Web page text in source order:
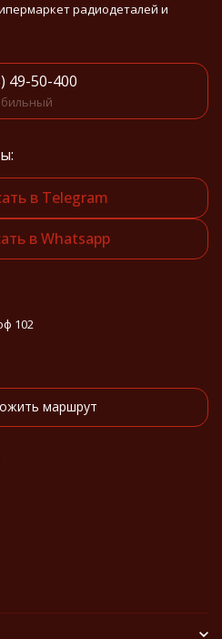
радиодеталей и
49-50-400
в Telegram
в Whatsapp
102
маршрут